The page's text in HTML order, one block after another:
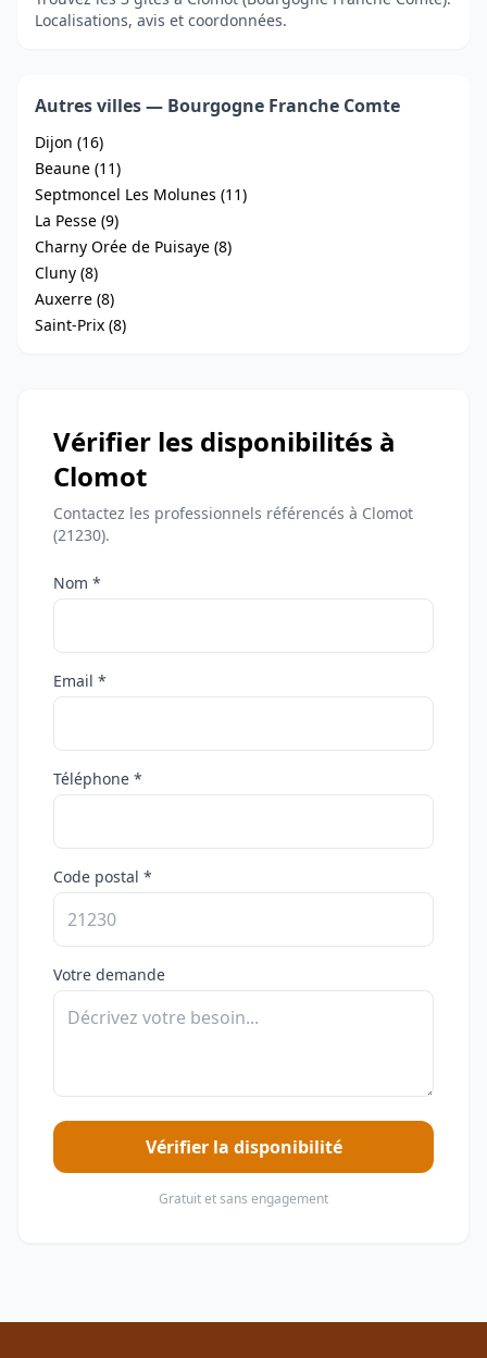
Localisations, avis et coordonnées.
Autres villes — Bourgogne Franche Comte
Dijon (16)
Beaune (11)
Septmoncel Les Molunes (11)
La Pesse (9)
Charny Orée de Puisaye (8)
Cluny (8)
Auxerre (8)
Saint-Prix (8)
Vérifier les disponibilités à
Clomot
Contactez les professionnels référencés à Clomot
(21230).
Nom *
Email *
Téléphone *
Code postal *
Votre demande
Vérifier la disponibilité
Gratuit et sans engagement